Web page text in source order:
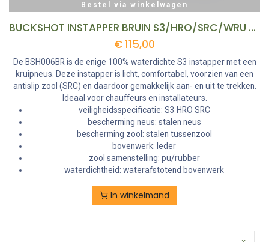
Bestel via winkelwagen
BUCKSHOT INSTAPPER BRUIN S3/HRO/SRC/WRU MT 47 REF:BSH006BR-47 BUCKBOOTZ
€115,00
De BSH006BR is de enige 100% waterdichte S3 instapper met een
kruipneus. Deze instapper is licht, comfortabel, voorzien van een
antislip zool (SRC) en daardoor gemakkelijk aan- en uit te trekken.
Ideaal voor chauffeurs en installateurs.
veiligheidsspecificatie: S3 HRO SRC
bescherming neus: stalen neus
bescherming zool: stalen tussenzool
bovenwerk: leder
zool samenstelling: pu/rubber
waterdichtheid: waterafstotend bovenwerk
In winkelmand